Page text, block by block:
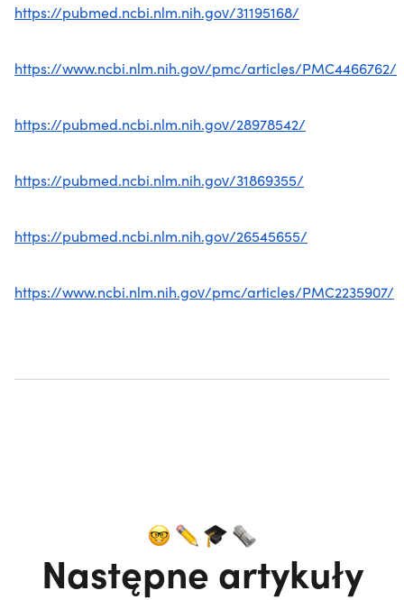
https://pubmed.ncbi.nlm.nih.gov/31195168/
https://www.ncbi.nlm.nih.gov/pmc/articles/PMC4466762/
https://pubmed.ncbi.nlm.nih.gov/28978542/
https://pubmed.ncbi.nlm.nih.gov/31869355/
https://pubmed.ncbi.nlm.nih.gov/26545655/
https://www.ncbi.nlm.nih.gov/pmc/articles/PMC2235907/
Następne artykuły